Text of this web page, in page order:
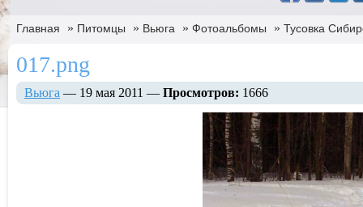
Главная » Питомцы » Вьюга » Фотоальбомы » Тусовка
017.png
Вьюга — 19 мая 2011 — Просмотров: 1666